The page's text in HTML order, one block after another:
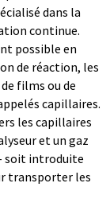
dans la
continue.
possible en
de réaction, les
films ou de
capillaires.
les capillaires
et un gaz
soit introduite
transporter les